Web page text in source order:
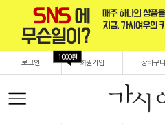
로그인 회원가입
1000원
장바구니